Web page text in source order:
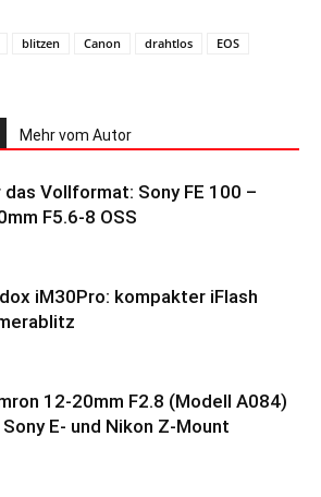
blitzen Canon drahtlos
EOS
Mehr vom Autor
das Vollformat: Sony FE 100 –
F5.6-8 OSS
iM30Pro: kompakter iFlash
12-20mm F2.8 (Modell A084)
E- und Nikon Z-Mount